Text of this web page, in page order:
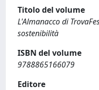
Titolo del volume
L'Almanacco di
sostenibilità
ISBN del volume
9788865166079
Editore